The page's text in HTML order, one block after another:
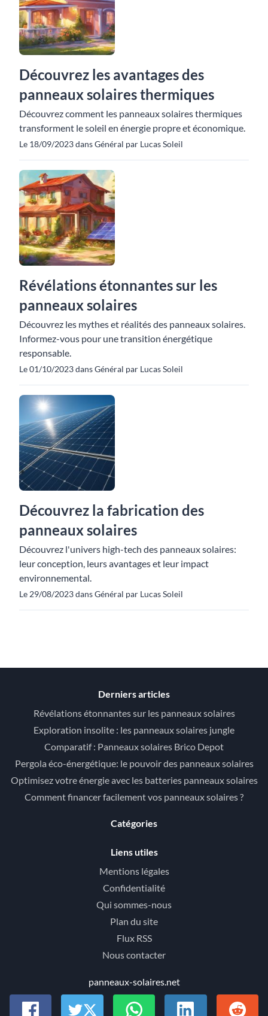
Découvrez les avantages des
panneaux solaires thermiques
Découvrez comment les panneaux solaires thermiques
transforment le soleil en énergie propre et économique.
Le 18/09/2023 dans Général par Lucas Soleil
Révélations étonnantes sur les
panneaux solaires
Découvrez les mythes et réalités des panneaux solaires.
Informez-vous pour une transition énergétique
responsable.
Le 01/10/2023 dans Général par Lucas Soleil
Découvrez la fabrication des
panneaux solaires
Découvrez l'univers high-tech des panneaux solaires:
leur conception, leurs avantages et leur impact
environnemental.
Le 29/08/2023 dans Général par Lucas Soleil
Derniers articles
Révélations étonnantes sur les panneaux solaires
Exploration insolite : les panneaux solaires jungle
Comparatif : Panneaux solaires Brico Depot
Pergola éco-énergétique: le pouvoir des panneaux solaires
Optimisez votre énergie avec les batteries panneaux solaires
Comment financer facilement vos panneaux solaires ?
Catégories
Liens utiles
Mentions légales
Confidentialité
Qui sommes-nous
Plan du site
Flux RSS
Nous contacter
panneaux-solaires.net